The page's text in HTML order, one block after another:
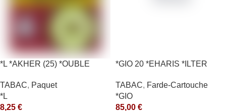
*L *AKHER (25) *OUBLE
TABAC, Paquet
*L
8,25 €
*GIO 20 *EHARIS *ILTER
TABAC, Farde-Cartouche
*GIO
85,00 €